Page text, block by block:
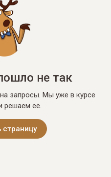
не так
запросы. Мы уже в курсе
решаем её.
страницу